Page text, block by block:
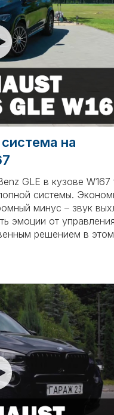
на
GLE в кузове W167
системы.
минус – звук
эмоции от управления
решением в